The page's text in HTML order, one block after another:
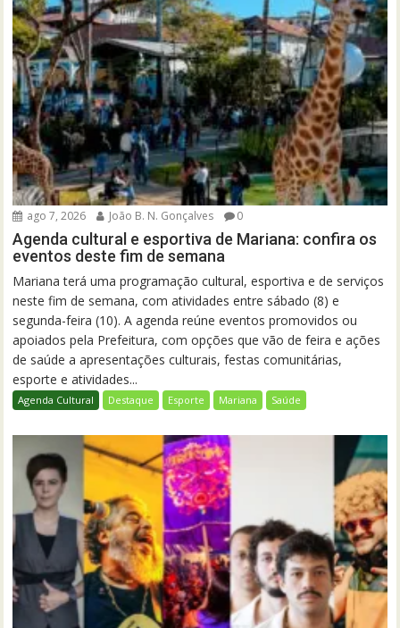
ago 7, 2026 João B. N. Gonçalves 0
Agenda cultural e esportiva de Mariana: confira os
eventos deste fim de semana
Mariana terá uma programação cultural, esportiva e de serviços
neste fim de semana, com atividades entre sábado (8) e
segunda-feira (10). A agenda reúne eventos promovidos ou
apoiados pela Prefeitura, com opções que vão de feira e ações
de saúde a apresentações culturais, festas comunitárias,
esporte e atividades...
Agenda Cultural Destaque Esporte Mariana Saúde